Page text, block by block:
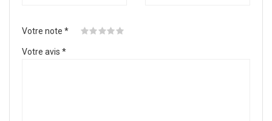
Votre note *
Votre avis *